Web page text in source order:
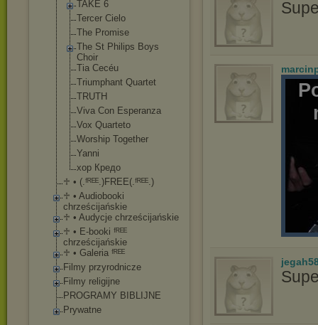
TAKE 6
Tercer Cielo
The Promise
The St Philips Boys
Choir
Tia Cecéu
Triumphant Quartet
TRUTH
Viva Con Esperanza
Vox Quarteto
Worship Together
Yanni
хор Кредо
♱ • (.ᶠᴿᴱᴱ.)FREE(.ᶠᴿᴱᴱ.)
♱ • Audiobooki
chrześcijańskie
♱ • Audycje chrześcijańskie
♱ • E-booki ᶠᴿᴱᴱ
chrześcijańskie
♱ • Galeria ᶠᴿᴱᴱ
Filmy przyrodnicze
Filmy religijne
PROGRAMY BIBLIJNE
Prywatne